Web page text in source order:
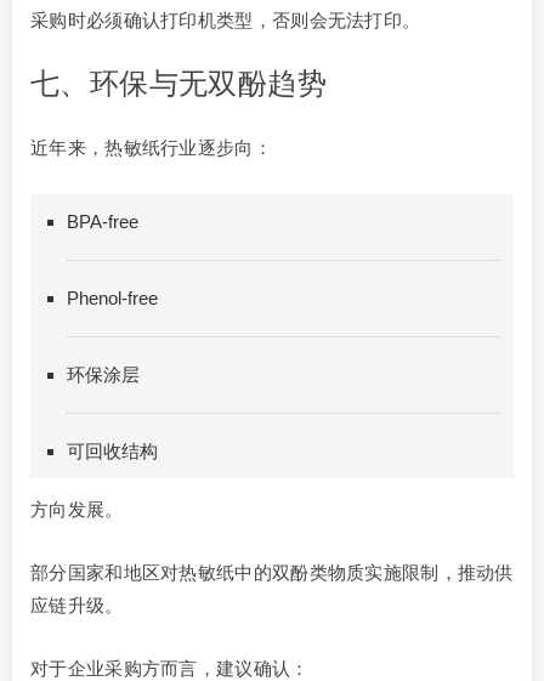
采购时必须确认打印机类型，否则会无法打印。
七、环保与无双酚趋势
近年来，热敏纸行业逐步向：
BPA-free
Phenol-free
环保涂层
可回收结构
方向发展。
部分国家和地区对热敏纸中的双酚类物质实施限制，推动供
应链升级。
对于企业采购方而言，建议确认：